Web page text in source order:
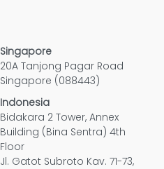
Singapore
20A Tanjong Pagar Road
Singapore (088443)
Indonesia
Bidakara 2 Tower, Annex
Building (Bina Sentra) 4th
Floor
Jl. Gatot Subroto Kav. 71-73,